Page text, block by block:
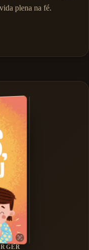
plena na fé.